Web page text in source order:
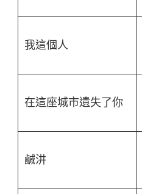
我這個人
在這座城市遺失了你
鹹汫